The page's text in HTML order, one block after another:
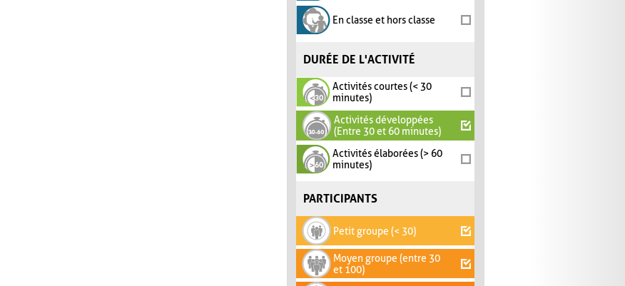
En classe et hors classe
DURÉE DE L'ACTIVITÉ
Activités courtes (< 30
minutes)
Activités développées
(Entre 30 et 60 minutes)
Activités élaborées (> 60
minutes)
PARTICIPANTS
Petit groupe (< 30)
Moyen groupe (entre 30
et 100)